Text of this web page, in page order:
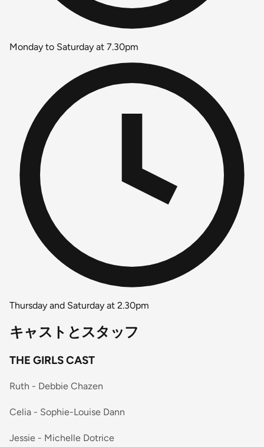
Monday to Saturday at 7.30pm
Thursday and Saturday at 2.30pm
キャストとスタッフ
THE GIRLS CAST
Ruth - Debbie Chazen
Celia - Sophie-Louise Dann
Jessie - Michelle Dotrice